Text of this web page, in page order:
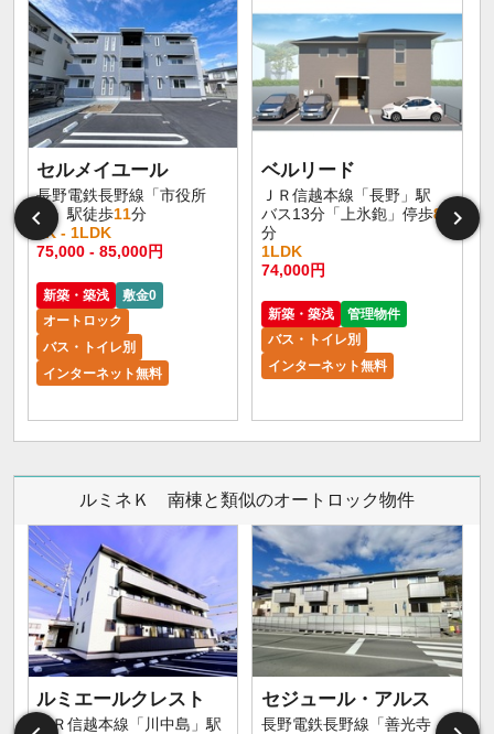
セルメイユール
長野電鉄長野線「市役所
前」駅徒歩11分
1K - 1LDK
75,000 - 85,000円
新築・築浅
敷金0
オートロック
バス・トイレ別
インターネット無料
ベルリード
ＪＲ信越本線「長野」駅
バス13分「上氷鉋」停歩8
分
1LDK
74,000円
新築・築浅
管理物件
バス・トイレ別
インターネット無料
ルミネＫ 南棟と類似のオートロック物件
ルミエールクレスト
ＪＲ信越本線「川中島」駅
セジュール・アルス
長野電鉄長野線「善光寺